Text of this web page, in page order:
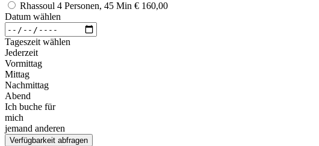
Rhassoul 4 Personen, 45 Min € 160,00
Datum wählen
Tageszeit wählen
Jederzeit
Vormittag
Mittag
Nachmittag
Abend
Ich buche für
mich
jemand anderen
Verfügbarkeit abfragen